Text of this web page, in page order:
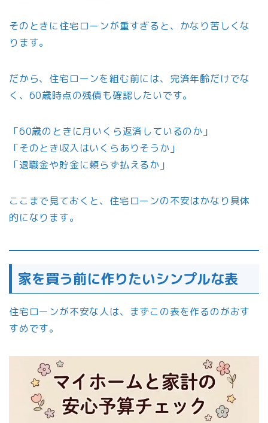
そのときに住宅ローンが重すぎると、かなり苦しくな
ります。
だから、住宅ローンを組む前には、完済年齢だけでな
く、60歳時点の残債も確認したいです。
「60歳のときに月いくら返済しているのか」
「そのとき収入はいくらありそうか」
「退職金や貯金に頼らず払えるか」
ここまで見ておくと、住宅ローンの不安はかなり具体
的になります。
家を買う前に作りたいシンプルな表
住宅ローンが不安な人は、まずこの表を作るのがおす
すめです。